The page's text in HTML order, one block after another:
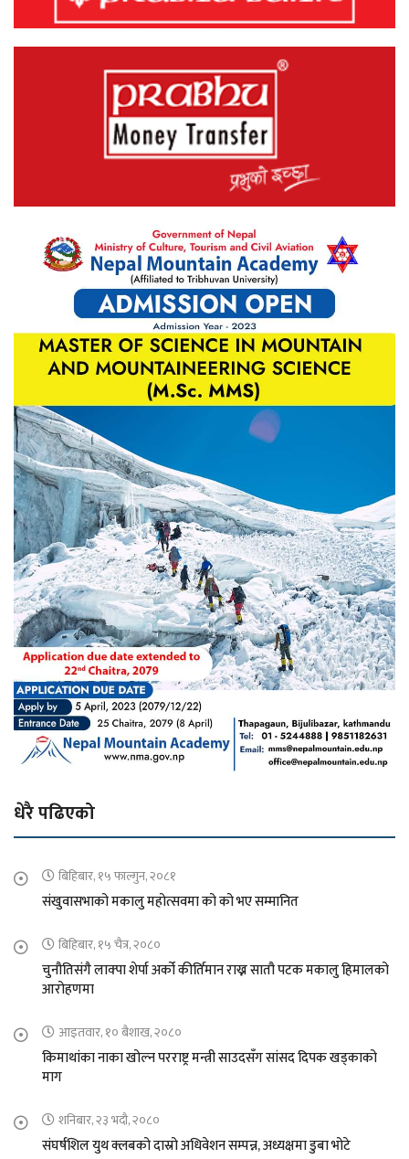
धेरै पढिएको
बिहिबार, १५ फाल्गुन, २०८१
संखुवासभाको मकालु महोत्सवमा को को भए सम्मानित
बिहिबार, १५ चैत्र, २०८०
चुनौतिसंगै लाक्पा शेर्पा अर्को कीर्तिमान राख्न सातौ पटक मकालु हिमालको
आरोहणमा
आइतवार, १० बैशाख, २०८०
किमाथांका नाका खोल्न परराष्ट्र मन्त्री साउदसँग सांसद दिपक खड्काको
माग
शनिबार, २३ भदौ, २०८०
संघर्षशिल युथ क्लबको दास्रो अधिवेशन सम्पन्न, अध्यक्षमा डुबा भोटे